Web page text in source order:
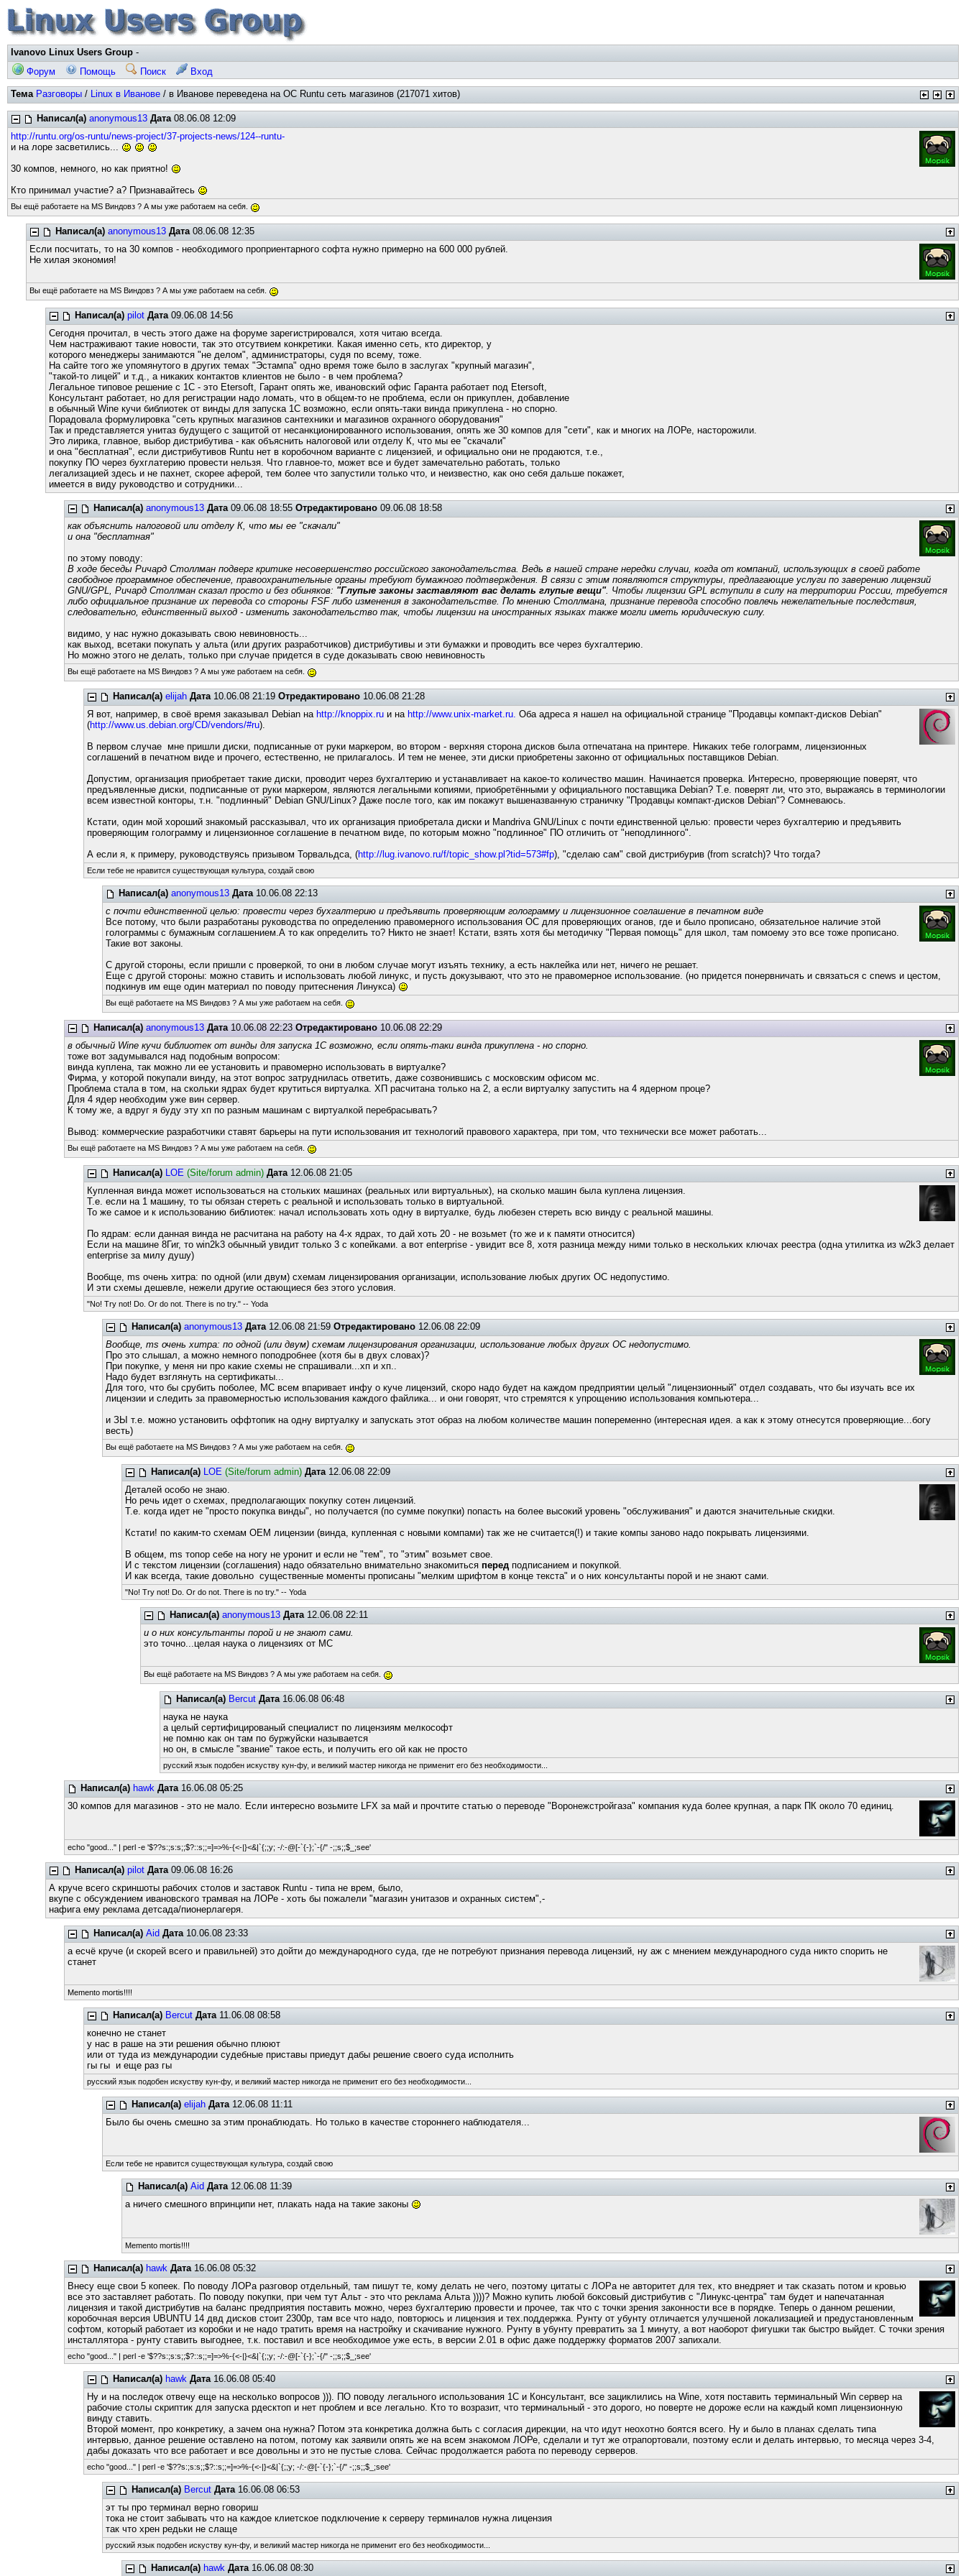
Ivanovo Linux Users Group -
Форум
Помощь Поиск Вход
Тема Разговоры / Linux в Иванове / в Иванове переведена на ОС Runtu сеть магазинов (217071 хитов)
Написал(а) anonymous13 Дата08.06.08 12:09
http://runtu.org/os-runtu/news-project/37-projects-news/124--runtu-
и на лоре засветились...
30 компов, немного, но как приятно!
Кто принимал участие? а? Признавайтесь
Вы ещё работаете на MS Виндовз ? А мы уже работаем на себя.
Написал(а) anonymous13 Дата08.06.08 12:35
Если посчитать, то на 30 компов - необходимого проприентарного софта нужно примерно на 600 000 рублей.
Не хилая экономия!
Вы ещё работаете на MS Виндовз ? А мы уже работаем на себя.
Написал(а) pilot Дата09.06.08 14:56
Сегодня прочитал, в честь этого даже на форуме зарегистрировался, хотя читаю всегда.
Чем настраживают такие новости, так это отсутвием конкретики. Какая именно сеть, кто директор, у
которого менеджеры занимаются "не делом", администраторы, судя по всему, тоже.
На сайте того же упомянутого в других темах "Эстампа" одно время тоже было в заслугах "крупный магазин",
"такой-то лицей" и т.д., а никаких контактов клиентов не было - в чем проблема?
Легальное типовое решение с 1С - это Etersoft, Гарант опять же, ивановский офис Гаранта работает под Etersoft,
Консультант работает, но для регистрации надо ломать, что в общем-то не проблема, если он прикуплен, добавление
в обычный Wine кучи библиотек от винды для запуска 1С возможно, если опять-таки винда прикуплена - но спорно.
Порадовала формулировка "сеть крупных магазинов сантехники и магазинов охранного оборудования"
Так и представляется унитаз будущего с защитой от несанкционированного использования, опять же 30 компов для "сети", как и многих на ЛОРе, насторожили.
Это лирика, главное, выбор дистрибутива - как объяснить налоговой или отделу К, что мы ее "скачали"
и она "бесплатная", если дистрибутивов Runtu нет в коробочном варианте с лицензией, и официально они не продаются, т.е.,
покупку ПО через бухглатерию провести нельзя. Что главное-то, может все и будет замечательно работать, только
легализацией здесь и не пахнет, скорее аферой, тем более что запустили только что, и неизвестно, как оно себя дальше покажет,
имеется в виду руководство и сотрудники...
Написал(а) anonymous13 Дата09.06.08 18:55Отредактировано 09.06.08 18:58
как объяснить налоговой или отделу К, что мы ее "скачали"
и она "бесплатная"
по этому поводу:
В ходе беседы Ричард Столлман подверг критике несовершенство российского законодательства. Ведь в нашей стране нередки случаи, когда от компаний, использующих в своей работе
свободное программное обеспечение, правоохранительные органы требуют бумажного подтверждения. В связи с этим появляются структуры, предлагающие услуги по заверению лицензий
GNU/GPL, Ричард Столлман сказал просто и без обиняков: "Глупые законы заставляют вас делать глупые вещи". Чтобы лицензии GPL вступили в силу на территории России, требуется
либо официальное признание их перевода со стороны FSF либо изменения в законодательстве. По мнению Столлмана, признание перевода способно повлечь нежелательные последствия,
следовательно, единственный выход - изменить законодательство так, чтобы лицензии на иностранных языках также могли иметь юридическую силу.
видимо, у нас нужно доказывать свою невиновность...
как выход, всетаки покупать у альта (или других разработчиков) дистрибутивы и эти бумажки и проводить все через бухгалтерию.
Но можно этого не делать, только при случае придется в суде доказывать свою невиновность
Вы ещё работаете на MS Виндовз ? А мы уже работаем на себя.
Написал(а) elijah Дата10.06.08 21:19 Отредактировано10.06.08 21:28
Я вот, например, в своё время заказывал Debian на http://knoppix.ruи на http://www.unix-market.ru. Оба адреса я нашел на официальной странице "Продавцы компакт-дисков Debian"
(http://www.us.debian.org/CD/vendors/#ru).
В первом случае мне пришли диски, подписанные от руки маркером, во втором - верхняя сторона дисков была отпечатана на принтере. Никаких тебе голограмм, лицензионных
соглашений в печатном виде и прочего, естественно, не прилагалось. И тем не менее, эти диски приобретены законно от официальных поставщиков Debian.
Допустим, организация приобретает такие диски, проводит через бухгалтерию и устанавливает на какое-то количество машин. Начинается проверка. Интересно, проверяющие поверят, что
предъявленные диски, подписанные от руки маркером, являются легальными копиями, приобретёнными у официального поставщика Debian? Т.е. поверят ли, что это, выражаясь в терминологии
всем известной конторы, т.н. "подлинный" Debian GNU/Linux? Даже после того, как им покажут вышеназванную страничку "Продавцы компакт-дисков Debian"? Сомневаюсь.
Кстати, один мой хороший знакомый рассказывал, что их организация приобретала диски и Mandriva GNU/Linux с почти единственной целью: провести через бухгалтерию и предъявить
проверяющим голограмму и лицензионное соглашение в печатном виде, по которым можно "подлинное" ПО отличить от "неподлинного".
А если я, к примеру, руководствуясь призывом Торвальдса, (http://lug.ivanovo.ru/f/topic_show.pl?tid=573#fp), "сделаю сам" свой дистрибурив (from scratch)? Что тогда?
Если тебе не нравится существующая культура, создай свою
Написал(а) anonymous13 Дата10.06.08 22:13
с почти единственной целью: провести через бухгалтерию и предъявить проверяющим голограмму и лицензионное соглашение в печатном виде
Все потому, что были разработаны руководства по определению правомерного использования ОС для проверяющих оганов, где и было прописано, обязательное наличие этой
голограммы с бумажным соглашением.А то как определить то? Никто не знает! Кстати, взять хотя бы методичку "Первая помощь" для школ, там помоему это все тоже прописано.
Такие вот законы.
С другой стороны, если пришли с проверкой, то они в любом случае могут изъять технику, а есть наклейка или нет, ничего не решает.
Еще с другой стороны: можно ставить и использовать любой линукс, и пусть докузывают, что это не правомерное использование. (но придется понервничать и связаться с cnews и цестом,
подкинув им еще один материал по поводу притеснения Линукса)
Вы ещё работаете на MS Виндовз ? А мы уже работаем на себя.
Написал(а) anonymous13 Дата10.06.08 22:23Отредактировано 10.06.08 22:29
в обычный Wine кучи библиотек от винды для запуска 1С возможно, если опять-таки винда прикуплена - но спорно.
тоже вот задумывался над подобным вопросом:
винда куплена, так можно ли ее установить и правомерно использовать в виртуалке?
Фирма, у которой покупали винду, на этот вопрос затруднилась ответить, даже созвонившись с московским офисом мс.
Проблема стала в том, на скольки ядрах будет крутиться виртуалка. ХП расчитана только на 2, а если виртуалку запустить на 4 ядерном проце?
Для 4 ядер необходим уже вин сервер.
К тому же, а вдруг я буду эту хп по разным машинам с виртуалкой перебрасывать?
Вывод: коммерческие разработчики ставят барьеры на пути использования ит технологий правового характера, при том, что технически все может работать...
Вы ещё работаете на MS Виндовз ? А мы уже работаем на себя.
Написал(а) LOE (Site/forum admin) Дата12.06.08 21:05
Купленная винда может использоваться на стольких машинах (реальных или виртуальных), на сколько машин была куплена лицензия.
Т.е. если на 1 машину, то ты обязан стереть с реальной и использовать только в виртуальной.
То же самое и к использованию библиотек: начал использовать хоть одну в виртуалке, будь любезен стереть всю винду с реальной машины.
По ядрам: если данная винда не расчитана на работу на 4-х ядрах, то дай хоть 20 - не возьмет (то же и к памяти относится)
Если на машине 8Гиг, то win2k3 обычный увидит только 3 с копейками. а вот enterprise - увидит все 8, хотя разница между ними только в нескольких ключах реестра (одна утилитка из w2k3 делает
enterprise за милу душу)
Вообще, ms очень хитра: по одной (или двум) схемам лицензирования организации, использование любых других ОС недопустимо.
И эти схемы дешевле, нежели другие остающиеся без этого условия.
"No! Try not! Do. Or do not. There is no try." -- Yoda
Написал(а) anonymous13 Дата12.06.08 21:59Отредактировано 12.06.08 22:09
Вообще, ms очень хитра: по одной (или двум) схемам лицензирования организации, использование любых других ОС недопустимо.
Про это слышал, а можно немного поподробнее (хотя бы в двух словах)?
При покупке, у меня ни про какие схемы не спрашивали...хп и хп..
Надо будет взглянуть на сертификаты...
Для того, что бы срубить поболее, МС всем впаривает инфу о куче лицензий, скоро надо будет на каждом предприятии целый "лицензионный" отдел создавать, что бы изучать все их
лицензии и следить за правомерностью использования каждого файлика... и они говорят, что стремятся к упрощению использования компьютера...
и ЗЫ т.е. можно установить оффтопик на одну виртуалку и запускать этот образ на любом количестве машин попеременно (интересная идея. а как к этому отнесутся проверяющие...богу
весть)
Вы ещё работаете на MS Виндовз ? А мы уже работаем на себя.
Написал(а) LOE (Site/forum admin) Дата12.06.08 22:09
Деталей особо не знаю.
Но речь идет о схемах, предполагающих покупку сотен лицензий.
Т.е. когда идет не "просто покупка винды", но получается (по сумме покупки) попасть на более высокий уровень "обслуживания" и даются значительные скидки.
Кстати! по каким-то схемам OEM лицензии (винда, купленная с новыми компами) так же не считается(!) и такие компы заново надо покрывать лицензиями.
В общем, ms топор себе на ногу не уронит и если не "тем", то "этим" возьмет свое.
И с текстом лицензии (соглашения) надо обязательно внимательно знакомиться передподписанием и покупкой.
И как всегда, такие довольно существенные моменты прописаны "мелким шрифтом в конце текста" и о них консультанты порой и не знают сами.
"No! Try not! Do. Or do not. There is no try." -- Yoda
Написал(а) anonymous13 Дата12.06.08 22:11
и о них консультанты порой и не знают сами.
это точно...целая наука о лицензиях от МС
Вы ещё работаете на MS Виндовз ? А мы уже работаем на себя.
Написал(а) Bercut Дата16.06.08 06:48
наука не наука
а целый сертифицированый специалист по лицензиям мелкософт
не помню как он там по буржуйски называется
но он, в смысле "звание" такое есть, и получить его ой как не просто
русский язык подобен искуству кун-фу, и великий мастер никогда не применит его без необходимости...
Написал(а) hawk Дата16.06.08 05:25
30 компов для магазинов - это не мало. Если интересно возьмите LFX за май и прочтите статью о переводе "Воронежстройгаза" компания куда более крупная, а парк ПК около 70 единиц.
echo "good..." | perl -e '$??s:;s:s;;$?::s;;=]=>%-{<-|}<&|`{;;y; -/:-@[-`{-};`-{/" -;;s;;$_;see'
Написал(а) pilot Дата09.06.08 16:26
А круче всего скриншоты рабочих столов и заставок Runtu - типа не врем, было,
вкупе с обсуждением ивановского трамвая на ЛОРе - хоть бы пожалели "магазин унитазов и охранных систем",-
нафига ему реклама детсада/пионерлагеря.
Написал(а) Aid Дата10.06.08 23:33
а есчё круче (и скорей всего и правильней) это дойти до международного суда, где не потребуют признания перевода лицензий, ну аж с мнением международного суда никто спорить не
станет
Memento mortis!!!!
Написал(а) Bercut Дата11.06.08 08:58
конечно не станет
у нас в раше на эти решения обычно плюют
или от туда из международии судебные приставы приедут дабы решение своего суда исполнить
гы гы и еще раз гы
русский язык подобен искуству кун-фу, и великий мастер никогда не применит его без необходимости...
Написал(а) elijah Дата12.06.08 11:11
Было бы очень смешно за этим пронаблюдать. Но только в качестве стороннего наблюдателя...
Если тебе не нравится существующая культура, создай свою
Написал(а) Aid Дата12.06.08 11:39
а ничего смешного впринципи нет, плакать нада на такие законы
Memento mortis!!!!
Написал(а) hawk Дата16.06.08 05:32
Внесу еще свои 5 копеек. По поводу ЛОРа разговор отдельный, там пишут те, кому делать не чего, поэтому цитаты с ЛОРа не авторитет для тех, кто внедряет и так сказать потом и кровью
все это заставляет работать. По поводу покупки, при чем тут Альт - это что реклама Альта ))))? Можно купить любой боксовый дистрибутив с "Линукс-центра" там будет и напечатанная
лицензия и такой дистрибутив на баланс предприятия поставить можно, через бухгалтерию провести и прочее, так что с точки зрения законности все в порядке. Теперь о данном решении,
коробочная версия UBUNTU 14 двд дисков стоит 2300р, там все что надо, повторюсь и лицензия и тех.поддержка. Рунту от убунту отличается улучшеной локализацией и предустановленным
софтом, который работает из коробки и не надо тратить время на настройку и скачивание нужного. Рунту в убунту превратить за 1 минуту, а вот наоборот фигушки так быстро выйдет. С точки зрения
инсталлятора - рунту ставить выгоднее, т.к. поставил и все необходимое уже есть, в версии 2.01 в офис даже поддержку форматов 2007 запихали.
echo "good..." | perl -e '$??s:;s:s;;$?::s;;=]=>%-{<-|}<&|`{;;y; -/:-@[-`{-};`-{/" -;;s;;$_;see'
Написал(а) hawk Дата16.06.08 05:40
Ну и на последок отвечу еще на несколько вопросов ))). ПО поводу легального использования 1С и Консультант, все зациклились на Wine, хотя поставить терминальный Win сервер на
рабочие столы скриптик для запуска рдесктоп и нет проблем и все легально. Кто то возразит, что терминальный - это дорого, но поверте не дороже если на каждый комп лицензионную
винду ставить.
Второй момент, про конкретику, а зачем она нужна? Потом эта конкретика должна быть с согласия дирекции, на что идут неохотно боятся всего. Ну и было в планах сделать типа
интервью, данное решение оставлено на потом, потому как заявили опять же на всем знакомом ЛОРе, сделали и тут же отрапортовали, поэтому если и делать интервью, то месяца через 3-4,
дабы доказать что все работает и все довольны и это не пустые слова. Сейчас продолжается работа по переводу серверов.
echo "good..." | perl -e '$??s:;s:s;;$?::s;;=]=>%-{<-|}<&|`{;;y; -/:-@[-`{-};`-{/" -;;s;;$_;see'
Написал(а) Bercut Дата16.06.08 06:53
эт ты про терминал верно говориш
тока не стоит забывать что на каждое клиетское подключение к серверу терминалов нужна лицензия
так что хрен редьки не слаще
русский язык подобен искуству кун-фу, и великий мастер никогда не применит его без необходимости...
Написал(а) hawk Дата16.06.08 08:30